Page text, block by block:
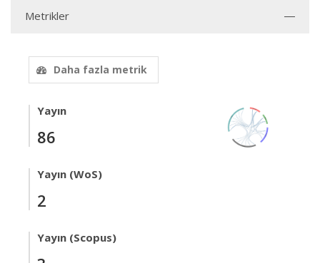
Metrikler
Daha fazla metrik
Yayın
86
Yayın (WoS)
2
Yayın (Scopus)